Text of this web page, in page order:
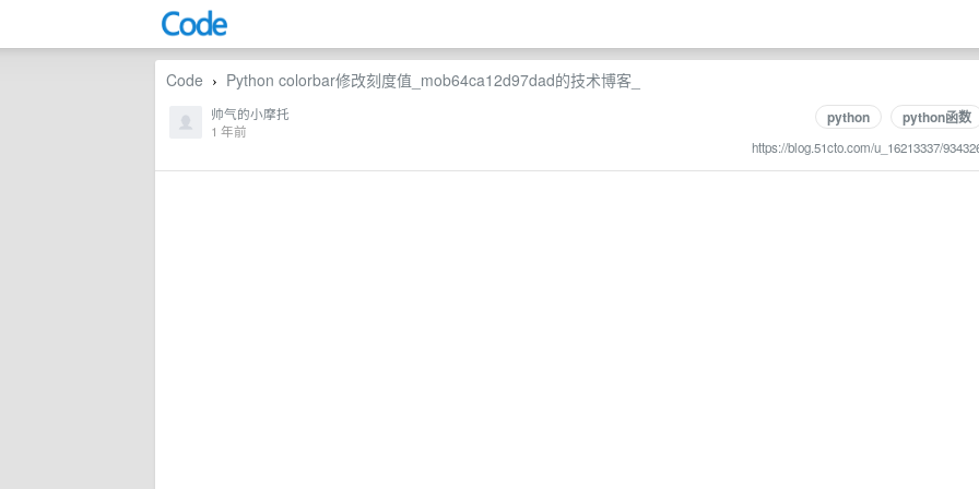
Code › Python colorbar修改刻度值_mob64ca12d97dad的技术博客_
python python函数
https://blog.51cto.com/u_16213337/
帅气的小摩托
1 年前